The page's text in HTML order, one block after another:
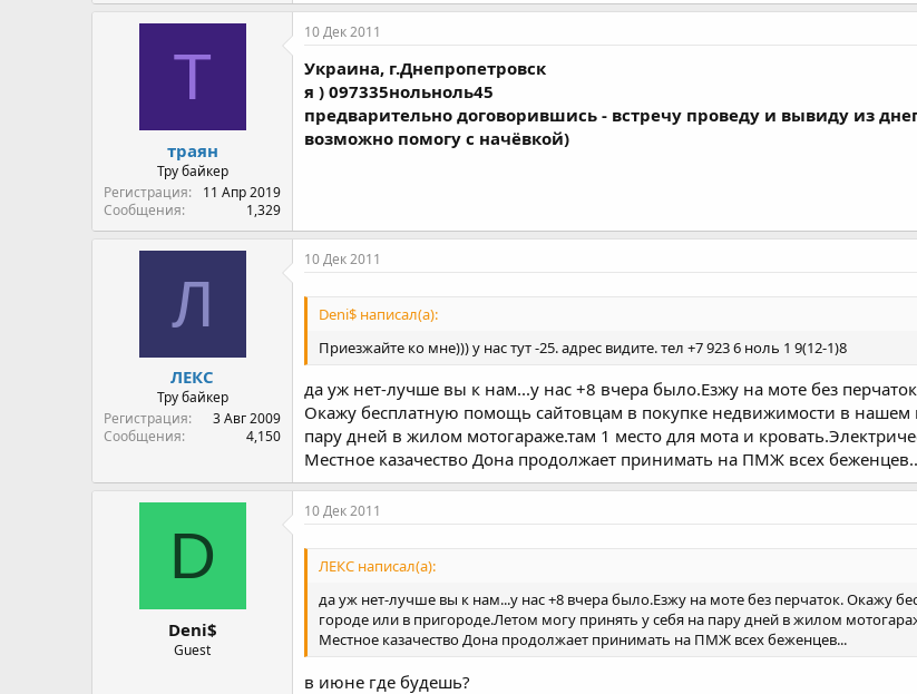
Т
траян
Тру байкер
Регистрация
11 Апр 2019
Сообщения
1,329
10 Дек 2011
Украина, г.Днепропетровск
я ) 097335нольноль45
предварительно договорившись - встречу проведу и вывиду из
возможно помогу с начёвкой)
Л
ЛЕКС
Тру байкер
Регистрация
3 Авг 2009
Сообщения
4,150
10 Дек 2011
Deni$ написал(а):
Приезжайте ко мне))) у нас тут -25. адрес видите. тел +7 923 6 ноль 1 9(12-1)8
да уж нет-лучше вы к нам...у нас +8 вчера было.Езжу на моте без
Окажу бесплатную помощь сайтовцам в покупке недвижимости в нашем
пару дней в жилом мотогараже.там 1 место для мота и
Местное казачество Дона продолжает принимать на ПМЖ всех
D
Deni$
Guest
10 Дек 2011
ЛЕКС написал(а):
да уж нет-лучше вы к нам...у нас +8 вчера было.Езжу на моте без перчаток. Окажу
городе или в пригороде.Летом могу принять у себя на пару дней в жилом
Местное казачество Дона продолжает принимать на ПМЖ всех беженцев...
в июне где будешь?